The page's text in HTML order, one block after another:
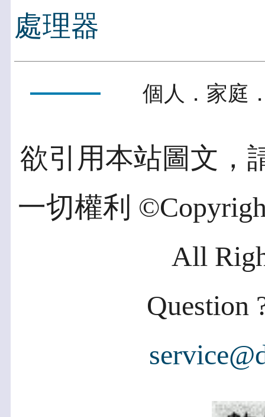
處理器
個人．家庭
欲引用本站圖文，
一切權利
All
Question